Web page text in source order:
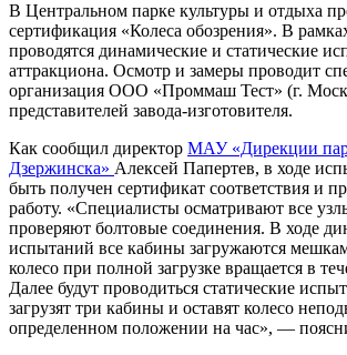
В Центральном парке культуры и отдыха
сертификация «Колеса обозрения». В
проводятся динамические и статические
аттракциона. Осмотр и замеры проводит
организация ООО «Проммаш Тест» (г.
представителей завода-изготовителя.
Как сообщил директор МАУ «Дирекции
Дзержинска» Алексей Папертев, в ходе
быть получен сертификат соответствия и
работу. «Специалисты осматривают все
проверяют болтовые соединения. В ходе
испытаний все кабины загружаются
колесо при полной загрузке вращается в
Далее будут проводиться статические
загрузят три кабины и оставят колесо
определенном положении на час», —